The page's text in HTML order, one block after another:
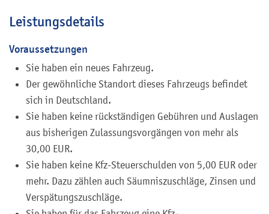
Leistungsdetails
Voraussetzungen
Sie haben ein neues Fahrzeug.
Der gewöhnliche Standort dieses Fahrzeugs befindet
sich in Deutschland.
Sie haben keine rückständigen Gebühren und Auslagen
aus bisherigen Zulassungsvorgängen von mehr als
30,00 EUR.
Sie haben keine Kfz-Steuerschulden von 5,00 EUR oder
mehr. Dazu zählen auch Säumniszuschläge, Zinsen und
Verspätungszuschläge.